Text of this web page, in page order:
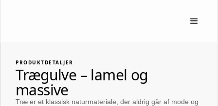
PRODUKTDETALJER
Trægulve – lamel og
massive
Træ er et klassisk naturmateriale, der aldrig går af mode og